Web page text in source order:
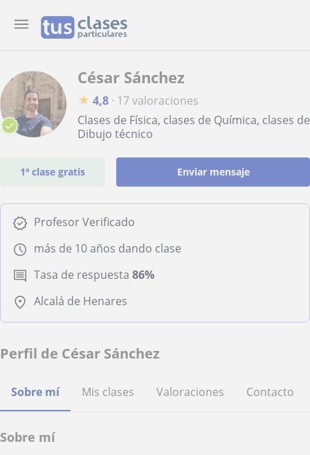
César Sánchez
★ 4,8 · 17 valoraciones
Clases de Física, clases de Química, clases de
Dibujo técnico
1ª clase gratis Enviar mensaje
Profesor Verificado
más de 10 años dando clase
Tasa de respuesta 86%
Alcalá de Henares
Perfil de César Sánchez
Sobre mí Mis clases Valoraciones Contacto
Sobre mí